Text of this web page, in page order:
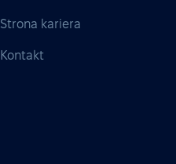
Strona kariera
Kontakt